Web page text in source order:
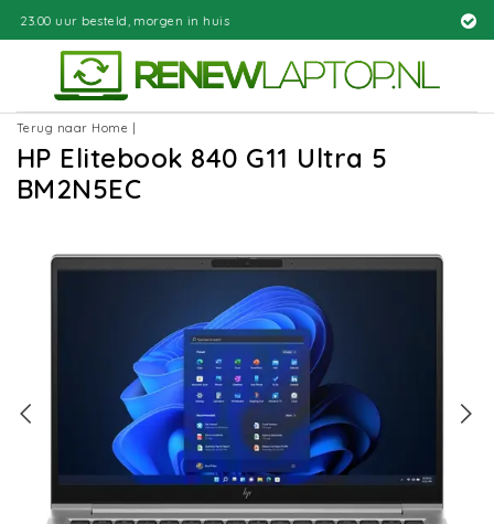
in huis
Terug naar Home
HP Elitebook 840 G11 Ultra 5
BM2N5EC